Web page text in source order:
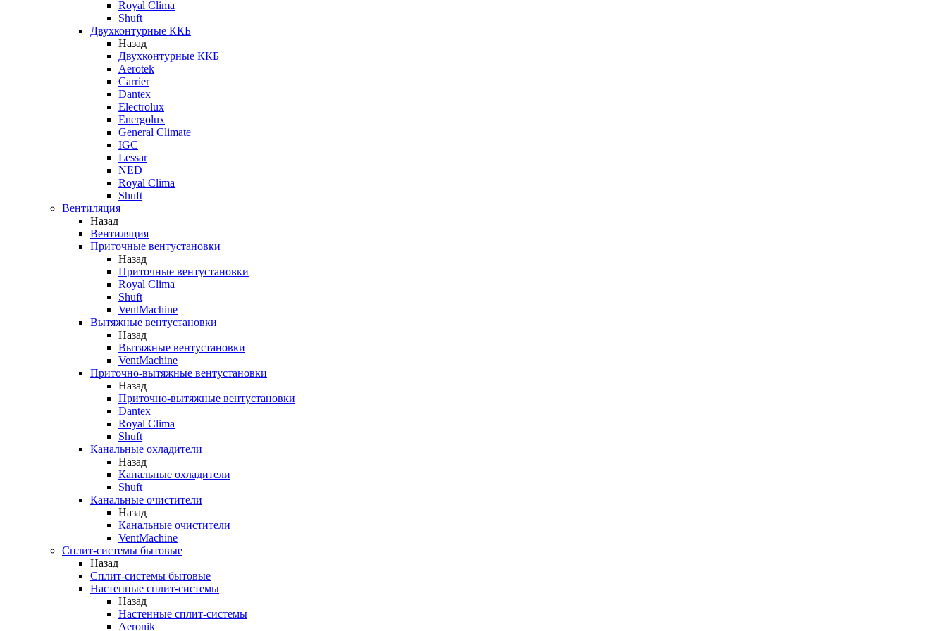
Royal Clima
Shuft
Двухконтурные ККБ
Назад
Двухконтурные ККБ
Aerotek
Carrier
Dantex
Electrolux
Energolux
General Climate
IGC
Lessar
NED
Royal Clima
Shuft
Вентиляция
Назад
Вентиляция
Приточные вентустановки
Назад
Приточные вентустановки
Royal Clima
Shuft
VentMachine
Вытяжные вентустановки
Назад
Вытяжные вентустановки
VentMachine
Приточно-вытяжные вентустановки
Назад
Приточно-вытяжные вентустановки
Dantex
Royal Clima
Shuft
Канальные охладители
Назад
Канальные охладители
Shuft
Канальные очистители
Назад
Канальные очистители
VentMachine
Сплит-системы бытовые
Назад
Сплит-системы бытовые
Настенные сплит-системы
Назад
Настенные сплит-системы
Aeronik